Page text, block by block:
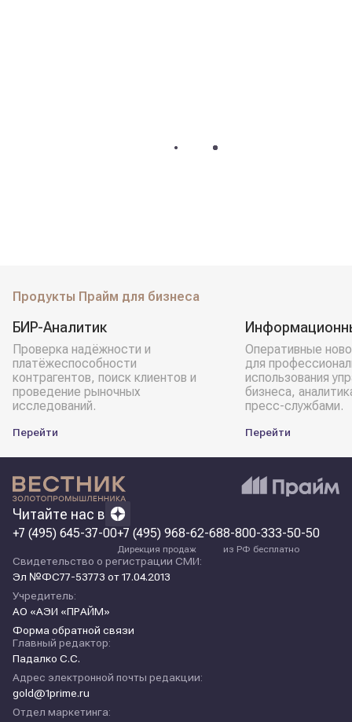
Продукты Прайм для бизнеса
БИР-Аналитик
Проверка надёжности и
платёжеспособности
контрагентов, поиск клиентов и
проведение рыночных
исследований.
Перейти
Оперативные
для
использования
бизнеса,
пресс-службами.
Перейти
Читайте нас в
+7 (495) 645-37-00+7 (495) 968-62-68
Дирекция продаж
8-800-333-50-50
из РФ бесплатно
Свидетельство о регистрации СМИ:
Эл №ФС77-53773 от 17.04.2013
Учредитель:
АО «АЭИ «ПРАЙМ»
Форма обратной связи
Главный редактор:
Падалко С.С.
Адрес электронной почты редакции:
gold@1prime.ru
Отдел маркетинга: